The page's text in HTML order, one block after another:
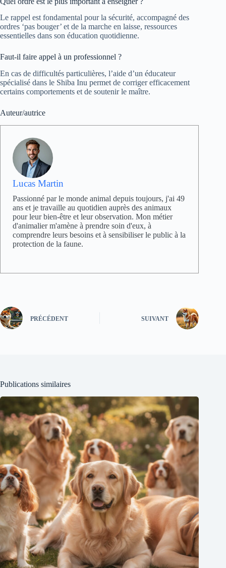
Le rappel est fondamental pour la sécurité, accompagné des
ordres ‘pas bouger’ et de la marche en laisse, ressources
essentielles dans son éducation quotidienne.
Faut-il faire appel à un professionnel ?
En cas de difficultés particulières, l’aide d’un éducateur
spécialisé dans le Shiba Inu permet de corriger efficacement
certains comportements et de soutenir le maître.
Auteur/autrice
Lucas Martin
Passionné par le monde animal depuis toujours, j'ai 49
ans et je travaille au quotidien auprès des animaux
pour leur bien-être et leur observation. Mon métier
d'animalier m'amène à prendre soin d'eux, à
comprendre leurs besoins et à sensibiliser le public à la
protection de la faune.
PRÉCÉDENT SUIVANT
Publications similaires